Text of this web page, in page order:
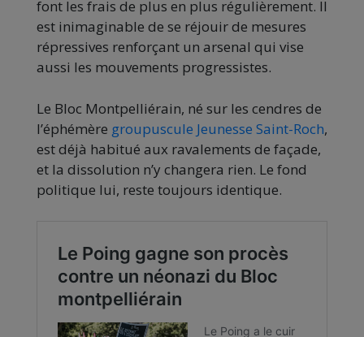
font les frais de plus en plus régulièrement. Il
est inimaginable de se réjouir de mesures
répressives renforçant un arsenal qui vise
aussi les mouvements progressistes.
Le Bloc Montpelliérain, né sur les cendres de
l’éphémère groupuscule Jeunesse Saint-Roch,
est déjà habitué aux ravalements de façade,
et la dissolution n’y changera rien. Le fond
politique lui, reste toujours identique.